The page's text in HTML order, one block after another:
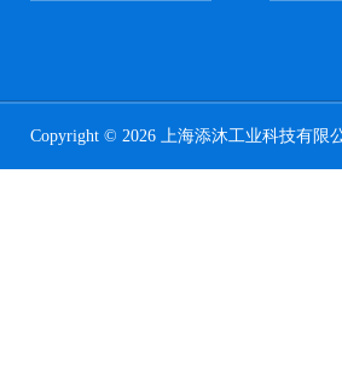
Copyright © 2026 上海添沐工业科技有限